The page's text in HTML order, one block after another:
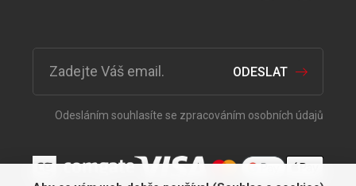
ODESLAT
Odesláním souhlasíte se zpracováním osobních údajů